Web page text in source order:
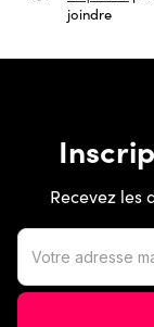
joindre
Recevez les